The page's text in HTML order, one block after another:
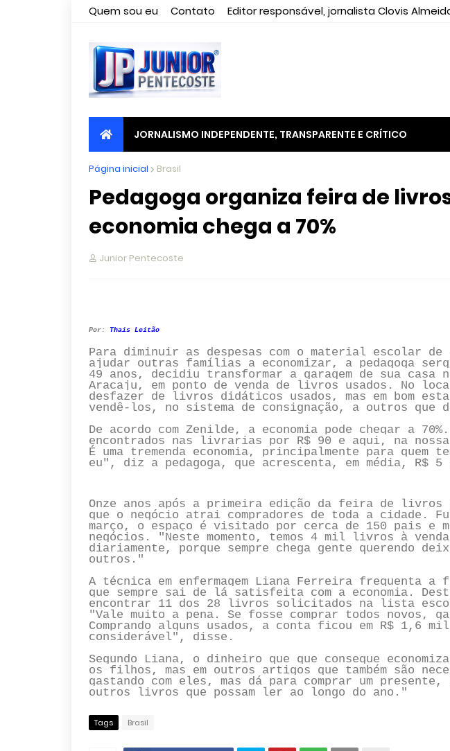
Quem sou eu Contato Editor responsável, jornalista Clovis
JORNALISMO INDEPENDENTE, TRANSPARENTE E CRÍTICO
Página inicial Brasil
Pedagoga organiza feira de
economia chega a 70%
Junior Pentecoste
Por: Thais Leitão
Para diminuir as despesas com o material escolar
ajudar outras famílias a economizar, a pedagoga
49 anos, decidiu transformar a garagem de sua casa
Aracaju, em ponto de venda de livros usados. No
desfazer de livros didáticos usados, mas em bom
vendê-los, no sistema de consignação, a outros que
De acordo com Zenilde, a economia pode chegar a
encontrados nas livrarias por R$ 90 e aqui, na
É uma tremenda economia, principalmente para quem
eu", diz a pedagoga, que acrescenta, em média, R$ 5
Onze anos após a primeira edição da feira de livros
que o negócio atrai compradores de toda a cidade.
março, o espaço é visitado por cerca de 150 pais e
negócios. "Neste momento, temos 4 mil livros à venda,
diariamente, porque sempre chega gente querendo
outros."
A técnica em enfermagem Liana Ferreira frequenta
que sempre sai de lá satisfeita com a economia.
encontrar 11 dos 28 livros solicitados na lista
"Vale muito a pena. Se fosse comprar todos novos,
Comprando alguns usados, a conta ficou em R$ 1,6
considerável", disse.
Segundo Liana, o dinheiro que que consegue
os filhos, mas em outros artigos que também são
gastando com eles, mas dá para comprar um presente,
outros livros que possam ler ao longo do ano."
Tags Brasil